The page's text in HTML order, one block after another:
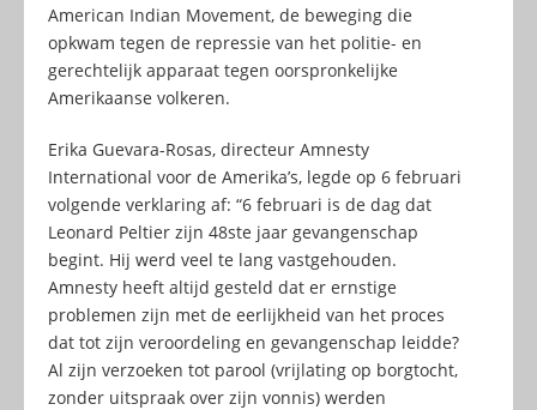
American Indian Movement, de beweging die
opkwam tegen de repressie van het politie- en
gerechtelijk apparaat tegen oorspronkelijke
Amerikaanse volkeren.
Erika Guevara-Rosas, directeur Amnesty
International voor de Amerika’s, legde op 6 februari
volgende verklaring af: “6 februari is de dag dat
Leonard Peltier zijn 48ste jaar gevangenschap
begint. Hij werd veel te lang vastgehouden.
Amnesty heeft altijd gesteld dat er ernstige
problemen zijn met de eerlijkheid van het proces
dat tot zijn veroordeling en gevangenschap leidde?
Al zijn verzoeken tot parool (vrijlating op borgtocht,
zonder uitspraak over zijn vonnis) werden